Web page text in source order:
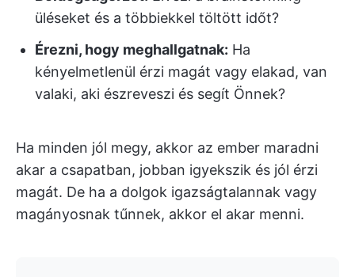
üléseket és a többiekkel töltött időt?
Érezni, hogy meghallgatnak: Ha
kényelmetlenül érzi magát vagy elakad, van
valaki, aki észreveszi és segít Önnek?
Ha minden jól megy, akkor az ember maradni
akar a csapatban, jobban igyekszik és jól érzi
magát. De ha a dolgok igazságtalannak vagy
magányosnak tűnnek, akkor el akar menni.